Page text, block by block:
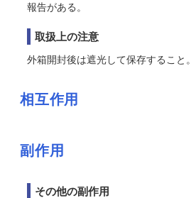
報告がある。
取扱上の注意
外箱開封後は遮光して保存すること。
相互作用
副作用
その他の副作用